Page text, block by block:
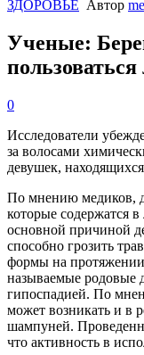
ЗДОРОВЬЕ Автор
Ученые:
0
Исследователи
за волосами
девушек, находящихся
По мнению медиков,
которые содержатся в
основной причиной
способно грозить
формы на протяжении
называемые родовые
гипоспадией. По
может возникать и в
шампуней.
что активность в